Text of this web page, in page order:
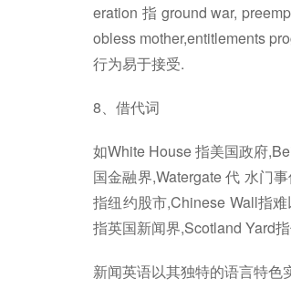
eration 指 ground war,
obless mother,entitlements
行为易于接受.
8、借代词
如White House 指美国政府
国金融界,Watergate 代 水门
指纽约股市,Chinese Wall指
指英国新闻界,Scotland Yard
新闻英语以其独特的语言特色